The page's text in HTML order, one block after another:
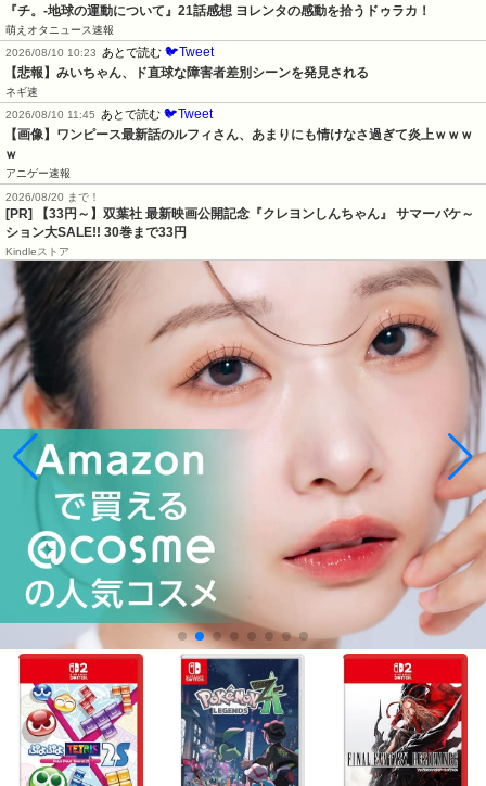
『チ。-地球の運動について』21話感想 ヨレンタの感動を拾うドゥラカ！
萌えオタニュース速報
2026/08/10 10:23
あとで読む 🐦Tweet
【悲報】みいちゃん、ド直球な障害者差別シーンを発見される
ネギ速
2026/08/10 11:45
あとで読む 🐦Tweet
【画像】ワンピース最新話のルフィさん、あまりにも情けなさ過ぎて炎上ｗｗｗ
ｗ
アニゲー速報
2026/08/20 まで！
[PR]
【33円～】双葉社 最新映画公開記念『クレヨンしんちゃん』 サマーバケ～
ション大SALE!! 30巻まで33円
Kindleストア